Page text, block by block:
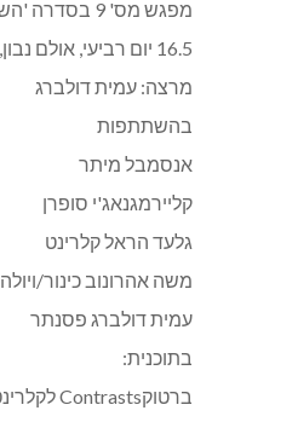
מפגש מס' 9 בסדרה 'השראה' באקדמיה למוסיקה ולמחול בירושלים
16.5 יום רביעי, אולם נבון, קמפוס גבעת רם, ירושלים.
מרצה: עמית דולברג
בהשתתפות
אנסמבל מיתר
קליירמגנאג'י סופרן
גלעד הראל קלרינט
משה אהרונוב כינור/ויולה
עמית דולברג פסנתר
בתוכנית:
ברטוקContrasts לקלרינט, לכינור ולפסנתר.